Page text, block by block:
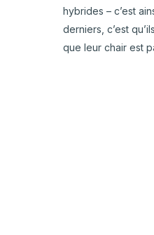
hybrides – c’est
derniers, c’est
que leur chair est